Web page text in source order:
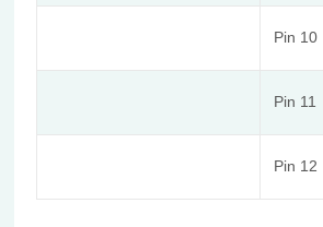
Pin 10
Pin 11
Pin 12